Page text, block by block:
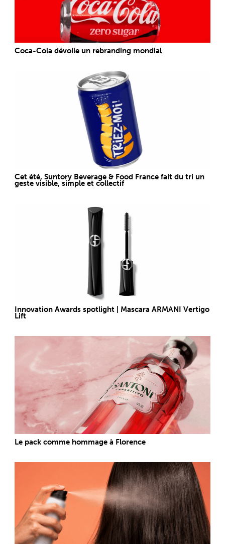
Coca-Cola dévoile un rebranding mondial
Cet été, Suntory Beverage & Food France fait du tri un
geste visible, simple et collectif
Innovation Awards spotlight | Mascara ARMANI Vertigo
Lift
Le pack comme hommage à Florence